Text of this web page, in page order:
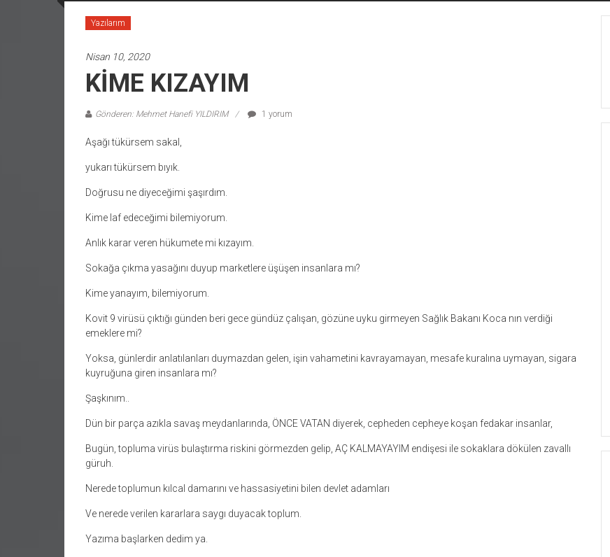
Yazılarım
Nisan 10, 2020
KİME KIZAYIM
Gönderen: Mehmet Hanefi YILDIRIM 1 yorum
Aşağı tükürsem sakal,
yukarı tükürsem bıyık.
Doğrusu ne diyeceğimi şaşırdım.
Kime laf edeceğimi bilemiyorum.
Anlık karar veren hükumete mi kızayım.
Sokağa çıkma yasağını duyup marketlere üşüşen insanlara mı?
Kime yanayım, bilemiyorum.
Kovit 9 virüsü çıktığı günden beri gece gündüz çalışan, gözüne uyku girmeyen Sağlık Bakanı Koca nın verdiği
emeklere mi?
Yoksa, günlerdir anlatılanları duymazdan gelen, işin vahametini kavrayamayan, mesafe kuralına uymayan, sigara
kuyruğuna giren insanlara mı?
Şaşkınım..
Dün bir parça azıkla savaş meydanlarında, ÖNCE VATAN diyerek, cepheden cepheye koşan fedakar insanlar,
Bugün, topluma virüs bulaştırma riskini görmezden gelip, AÇ KALMAYAYIM endişesi ile sokaklara dökülen zavallı
güruh.
Nerede toplumun kılcal damarını ve hassasiyetini bilen devlet adamları
Ve nerede verilen kararlara saygı duyacak toplum.
Yazıma başlarken dedim ya.